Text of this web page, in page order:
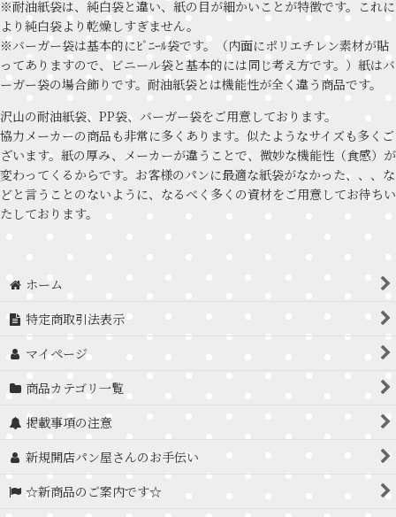
※耐油紙袋は、純白袋と違い、紙の目が細かいことが特徴です。これに
より純白袋より乾燥しすぎません。
※バーガー袋は基本的にﾋﾞﾆｰﾙ袋です。（内面にポリエチレン素材が貼
ってありますので、ビニール袋と基本的には同じ考え方です。）紙はバ
ーガー袋の場合飾りです。耐油紙袋とは機能性が全く違う商品です。
沢山の耐油紙袋、PP袋、バーガー袋をご用意しております。
協力メーカーの商品も非常に多くあります。似たようなサイズも多くご
ざいます。紙の厚み、メーカーが違うことで、微妙な機能性（食感）が
変わってくるからです。お客様のパンに最適な紙袋がなかった、、、な
どと言うことのないように、なるべく多くの資材をご用意してお待ちい
たしております。
ホーム
特定商取引法表示
マイページ
商品カテゴリ一覧
掲載事項の注意
新規開店パン屋さんのお手伝い
☆新商品のご案内です☆